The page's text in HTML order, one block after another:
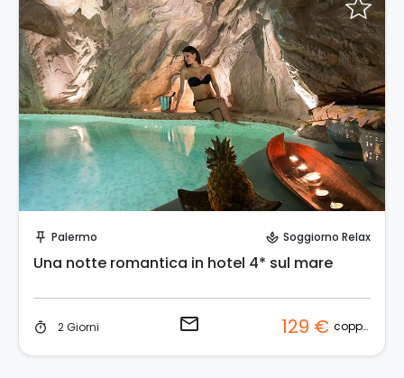
push_pin Palermo spa Soggiorno Relax
Una notte romantica in hotel 4* sul mare
timer 2 Giorni email 129 € coppia